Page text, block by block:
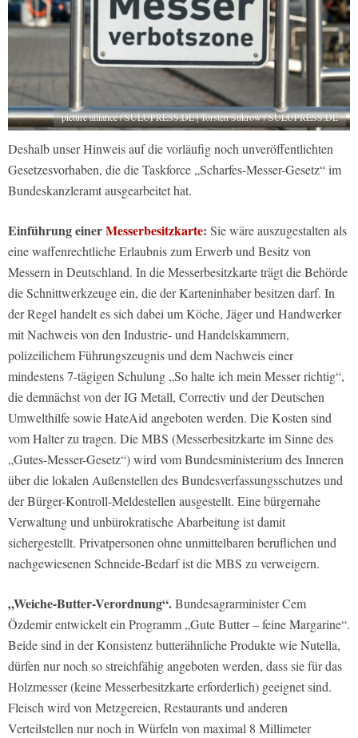
picture alliance / SULUPRESS.DE | Torsten Sukrow / SULUPRESS.DE
Deshalb unser Hinweis auf die vorläufig noch unveröffentlichten
Gesetzesvorhaben, die die Taskforce „Scharfes-Messer-Gesetz“ im
Bundeskanzleramt ausgearbeitet hat.
Einführung einerMesserbesitzkarte: Sie wäre auszugestalten als
eine waffenrechtliche Erlaubnis zum Erwerb und Besitz von
Messern in Deutschland. In die Messerbesitzkarte trägt die Behörde
die Schnittwerkzeuge ein, die der Karteninhaber besitzen darf. In
der Regel handelt es sich dabei um Köche, Jäger und Handwerker
mit Nachweis von den Industrie- und Handelskammern,
polizeilichem Führungszeugnis und dem Nachweis einer
mindestens 7-tägigen Schulung „So halte ich mein Messer richtig“,
die demnächst von der IG Metall, Correctiv und der Deutschen
Umwelthilfe sowie HateAid angeboten werden. Die Kosten sind
vom Halter zu tragen. Die MBS (Messerbesitzkarte im Sinne des
„Gutes-Messer-Gesetz“) wird vom Bundesministerium des Inneren
über die lokalen Außenstellen des Bundesverfassungsschutzes und
der Bürger-Kontroll-Meldestellen ausgestellt. Eine bürgernahe
Verwaltung und unbürokratische Abarbeitung ist damit
sichergestellt. Privatpersonen ohne unmittelbaren beruflichen und
nachgewiesenen Schneide-Bedarf ist die MBS zu verweigern.
„Weiche-Butter-Verordnung“.Bundesagrarminister Cem
Özdemir entwickelt ein Programm „Gute Butter – feine Margarine“.
Beide sind in der Konsistenz butterähnliche Produkte wie Nutella,
dürfen nur noch so streichfähig angeboten werden, dass sie für das
Holzmesser (keine Messerbesitzkarte erforderlich) geeignet sind.
Fleisch wird von Metzgereien, Restaurants und anderen
Verteilstellen nur noch in Würfeln von maximal 8 Millimeter